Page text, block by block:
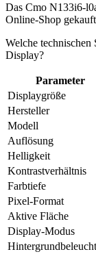
Das Cmo N133i6-
Online-Shop
Welche
Display?
Parameter
Displaygröße
Hersteller
Modell
Auflösung
Helligkeit
Kontrastverhältnis
Farbtiefe
Pixel-Format
Aktive Fläche
Display-Modus